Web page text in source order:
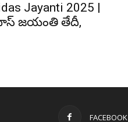
Jayanti 2025 |
జయంతి తేదీ,
FACEBOOK